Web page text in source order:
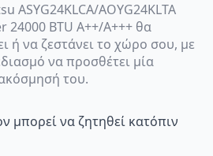
ASYG24KLCA/AOYG24KLTA
24000 BTU A++/A+++ θα
ή να ζεστάνει το χώρο σου, με
να προσθέτει μία
του.
μπορεί να ζητηθεί κατόπιν